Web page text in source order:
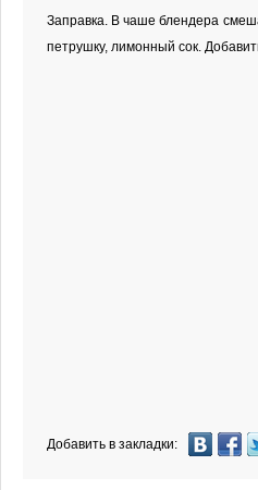
Заправка. В чаше блендера
петрушку, лимонный сок.
Добавить в закладки: